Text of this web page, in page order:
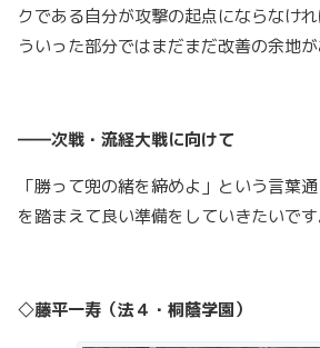
クである自分が攻撃の起点にならなけ
ういった部分ではまだまだ改善の余地が
――次戦・流経大戦に向けて
「勝って兜の緒を締めよ」という言葉
を踏まえて良い準備をしていきたいです
◇藤平一寿（法４・桐蔭学園）